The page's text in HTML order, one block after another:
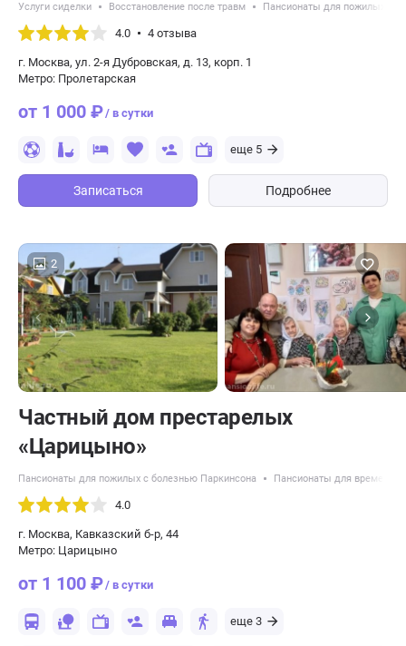
Услуги сиделки Восстановление после травм Пансионаты для пожилых с
4.0 4 отзыва
г. Москва, ул. 2-я Дубровская, д. 13, корп. 1
Метро: Пролетарская
от 1 000 ₽/ в сутки
еще 5
Записаться Подробнее
2
Частный дом престарелых
«Царицыно»
Пансионаты для пожилых с болезнью Паркинсона Пансионаты для
4.0
г. Москва, Кавказский б-р, 44
Метро: Царицыно
от 1 100 ₽/ в сутки
еще 3